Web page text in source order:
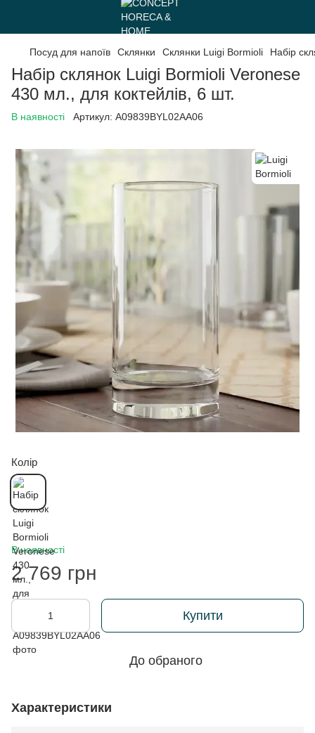
Посуд для напоїв Склянки Склянки Luigi Bormioli Набір
Набір склянок Luigi Bormioli Veronese
430 мл., для коктейлів, 6 шт.
В наявності Артикул: A09839BYL02AA06
Колір
В наявності
2 769 грн
Купити
До обраного
Характеристики